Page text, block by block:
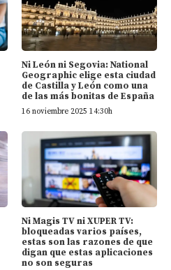
Ni León ni Segovia: National
Geographic elige esta ciudad
de Castilla y León como una
de las más bonitas de España
16 noviembre 2025 14:30h
Ni Magis TV ni XUPER TV:
bloqueadas varios países,
estas son las razones de que
digan que estas aplicaciones
no son seguras